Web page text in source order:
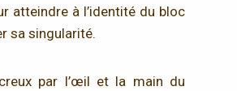
atteindre à l’identité du bloc
sa singularité.
par l’œil et la main du